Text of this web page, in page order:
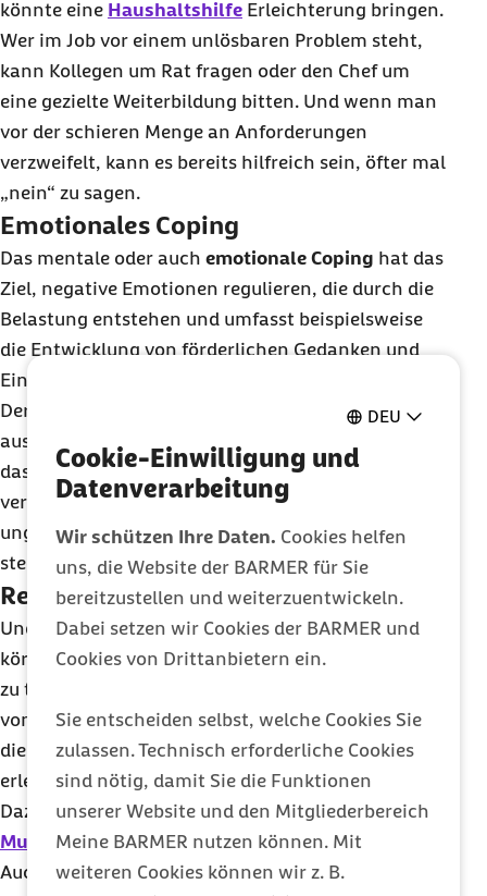
DEU
Cookie-Einwilligung und
Datenverarbeitung
Wir schützen Ihre Daten. Cookies helfen
uns, die Website der BARMER für Sie
bereitzustellen und weiterzuentwickeln.
Dabei setzen wir Cookies der BARMER und
Cookies von Drittanbietern ein.
Sie entscheiden selbst, welche Cookies Sie
zulassen. Technisch erforderliche Cookies
sind nötig, damit Sie die Funktionen
unserer Website und den Mitgliederbereich
Meine BARMER nutzen können. Mit
weiteren Cookies können wir z. B.
könnte eine Haushaltshilfe Erleichterung bringen.
Wer im Job vor einem unlösbaren Problem steht,
kann Kollegen um Rat fragen oder den Chef um
eine gezielte Weiterbildung bitten. Und wenn man
vor der schieren Menge an Anforderungen
verzweifelt, kann es bereits hilfreich sein, öfter mal
„nein“ zu sagen.
Emotionales Coping
Das mentale oder auch emotionale Coping hat das
Ziel, negative Emotionen regulieren, die durch die
Belastung entstehen und umfasst beispielsweise
die Entwicklung von förderlichen Gedanken und
Einstellungen.
Der Zug hat Verspätung? Dafür hatte man Zeit,
ausgiebig mit einer Freundin zu telefonieren oder
das neue Lieblingsbuch zu Ende zu lesen. Wer
versucht, die Realität zu akzeptieren und in einer
ungünstigen Situation das Positive zu sehen,
steckt bereits mittendrin im emotionalenCoping
Regeneratives Coping
Und dasregenerative Copingzielt darauf ab,
körperliche Anspannung zu lösen und neue Energie
zu tanken. Dabei hilft das regelmäßige Praktizieren
von Achtsamkeits- und Entspannungstechniken,
die sich einfach inPräsenz- oder Onlinekursen
erlernen lassen.
Dazu gehören zum Beispiel dieProgressive
Muskelentspannung ,Hatha Yogaoder Qigong.
Auch das Pflegen von sozialen Kontakten, Hobbies